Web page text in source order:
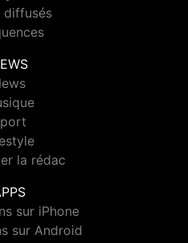
diffusés
la rédac
sur iPhone
sur Android